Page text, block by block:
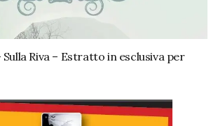
Riva – Estratto in esclusiva per